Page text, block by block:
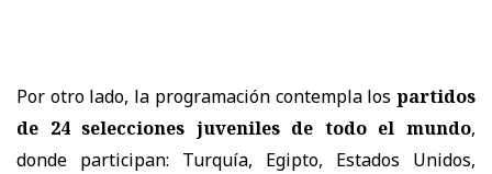
Por otro lado, la programación contempla los partidos
de 24 selecciones juveniles de todo el mundo,
donde participan: Turquía, Egipto, Estados Unidos,